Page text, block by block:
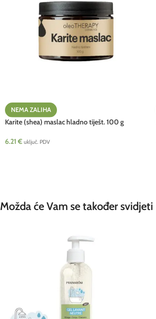
NEMA ZALIHA
Karite (shea) maslac hladno tiješt. 100 g
6.21 € uključ. PDV
Možda će Vam se također svidjeti